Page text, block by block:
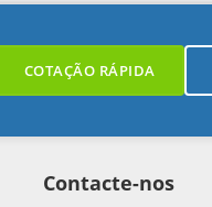
COTAÇÃO RÁPIDA
Contacte-nos